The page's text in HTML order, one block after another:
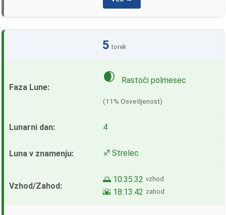
5 torek
🌒 Rastoči polmesec
(11% Osvetljenost)
4
♐ Strelec
🌅 10:35:32 vzhod
🌇 18:13:42 zahod